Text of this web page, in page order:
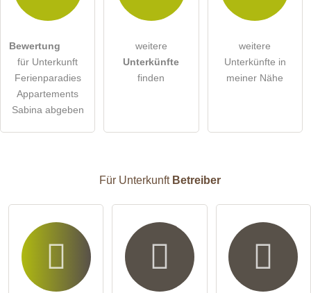
Die Datenschutzerklärunghabe ich zur Kenntnis genommen.
öffentliche Frage stellen
Unterkunft-Eintrag zu stellen.
Bewertung
für Unterkunft
Ferienparadies
Appartements
Sabina abgeben
weitere
Unterkünfte
finden
weitere
Unterkünfte in
meiner Nähe
Für Unterkunft Betreiber